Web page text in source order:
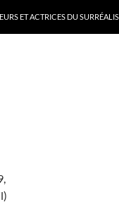
ET ACTRICES DU